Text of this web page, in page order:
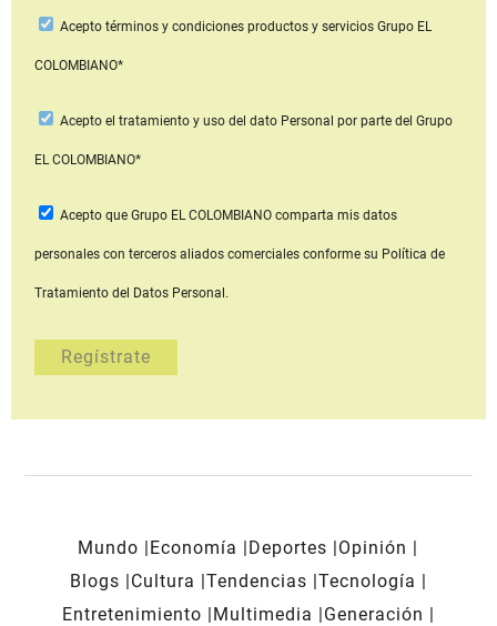
Aceptotérminos y condiciones productos y serviciosGrupo EL
COLOMBIANO*
Acepto el tratamiento y uso del dato Personal por parte del Grupo
EL COLOMBIANO*
Acepto que Grupo EL COLOMBIANOcomparta mis datos
personales con terceros aliados comerciales conforme su Política de
Tratamiento del Datos Personal.
Mundo Economía Deportes
Opinión
Blogs
Cultura Tendencias Tecnología
Entretenimiento
Multimedia
Generación